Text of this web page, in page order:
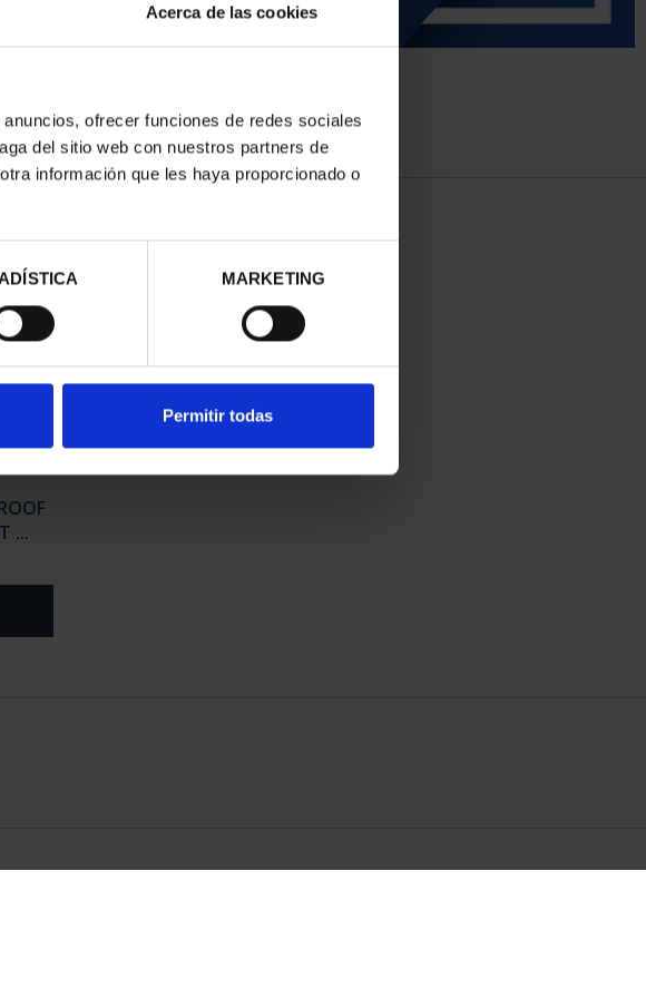
Acerca de las cookies
ofrecer funciones de redes sociales
del sitio web con nuestros partners de
información que les haya proporcionado o
MARKETING
Permitir todas
...